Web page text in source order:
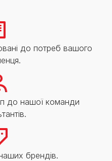
до потреб вашого
до нашої команди
брендів.